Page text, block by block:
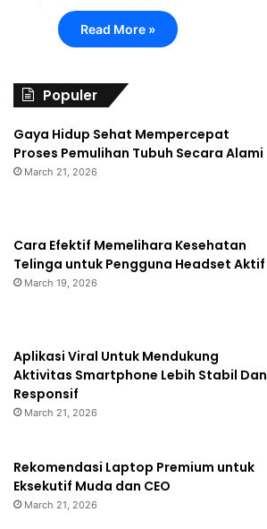
Read More »
Populer
Gaya Hidup Sehat Mempercepat
Proses Pemulihan Tubuh Secara Alami
March 21, 2026
Cara Efektif Memelihara Kesehatan
Telinga untuk Pengguna Headset Aktif
March 19, 2026
Aplikasi Viral Untuk Mendukung
Aktivitas Smartphone Lebih Stabil Dan
Responsif
March 21, 2026
Rekomendasi Laptop Premium untuk
Eksekutif Muda dan CEO
March 21, 2026